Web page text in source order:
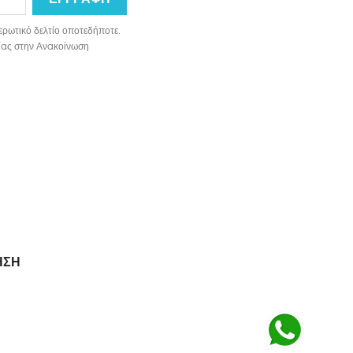
δελτίο οποτεδήποτε.
στην Ανακοίνωση